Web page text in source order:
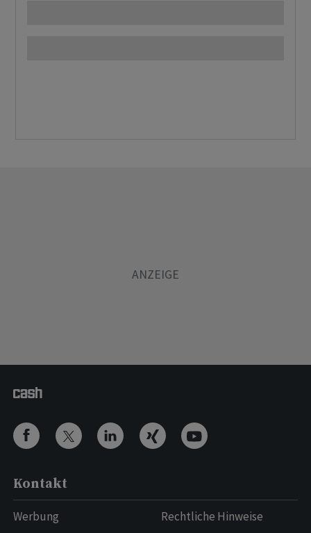
Kontakt
Werbung
Rechtliche Hinweise